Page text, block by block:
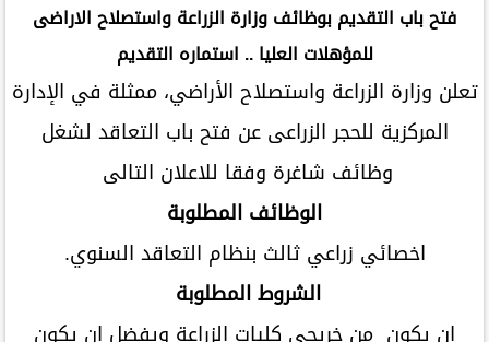
فتح باب التقديم بوظائف وزارة الزراعة واستصلاح الاراضى
للمؤهلات العليا .. استماره التقديم
تعلن وزارة الزراعة واستصلاح الأراضي، ممثلة في الإدارة
المركزية للحجر الزراعى عن فتح باب التعاقد لشغل
وظائف شاغرة وفقا للاعلان التالى
الوظائف المطلوبة
اخصائي زراعي ثالث بنظام التعاقد السنوي.
الشروط المطلوبة
ان يكون من خريجي كليات الزراعة ويفضل ان يكون